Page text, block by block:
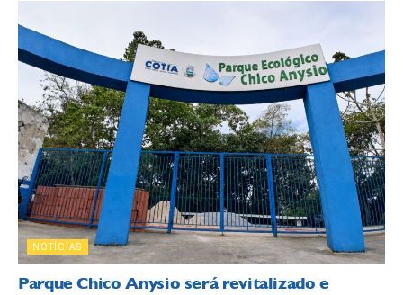
NOTÍCIAS
Parque Chico Anysio será revitalizado e